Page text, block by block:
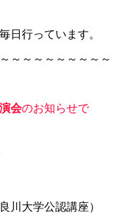
日行っています。
～～～～～～～～～
会のお知らせで
大学公認講座）